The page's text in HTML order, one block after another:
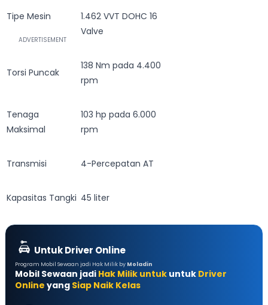
Tipe Mesin
1.462 VVT DOHC 16
Valve
Torsi Puncak
138 Nm pada 4.400
rpm
Tenaga
Maksimal
103 hp pada 6.000
rpm
Transmisi 4-Percepatan AT
Kapasitas Tangki 45 liter
Untuk Driver Online
Program Mobil Sewaan jadi Hak Milik by Moladin
Mobil Sewaan jadi Hak Milik untuk untuk Driver
Online yang Siap Naik Kelas